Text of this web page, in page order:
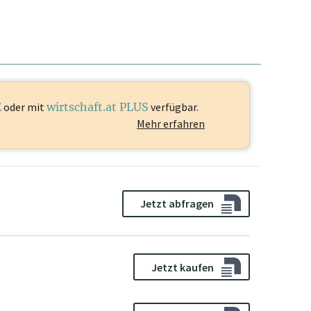
oder mit wirtschaft.at PLUS verfügbar.
Mehr erfahren
Jetzt abfragen
Jetzt kaufen